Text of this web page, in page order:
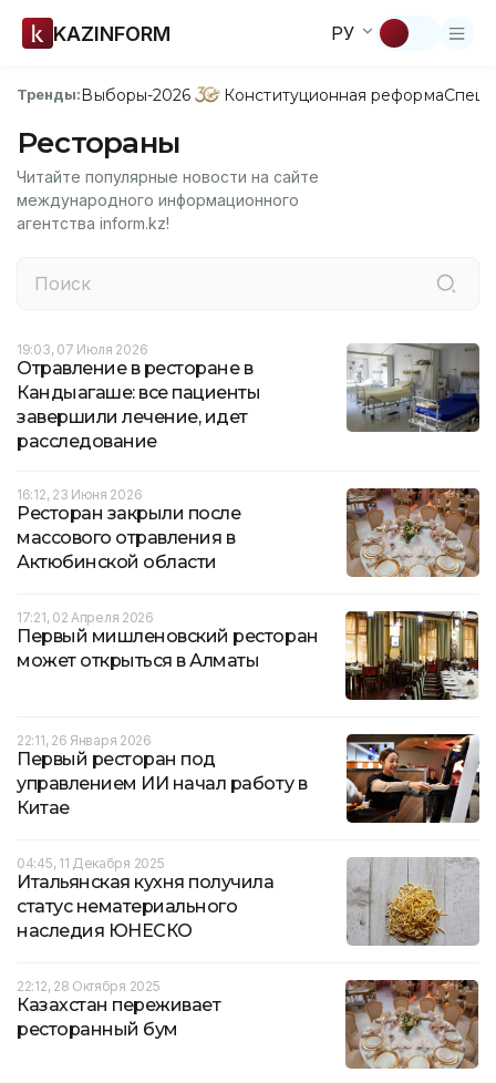
KAZINFORM РУ
Тренды:Выборы-2026 Конституционная реформа
Рестораны
Читайте популярные новости на сайте
международного информационного
агентства inform.kz!
19:03, 07 Июля 2026
Отравление в ресторане в
Кандыагаше: все пациенты
завершили лечение, идет
расследование
16:12, 23 Июня 2026
Ресторан закрыли после
массового отравления в
Актюбинской области
17:21, 02 Апреля 2026
Первый мишленовский ресторан
может открыться в Алматы
22:11, 26 Января 2026
Первый ресторан под
управлением ИИ начал работу в
Китае
04:45, 11 Декабря 2025
Итальянская кухня получила
статус нематериального
наследия ЮНЕСКО
22:12, 28 Октября 2025
Казахстан переживает
ресторанный бум